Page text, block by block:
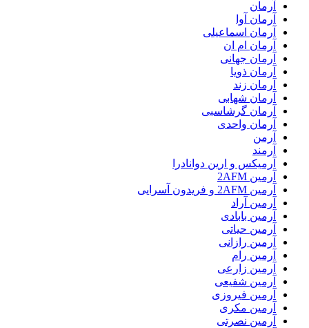
آرمان
آرمان آوا
آرمان اسماعیلی
آرمان ام ان
آرمان جهانی
آرمان ذویا
آرمان زند
آرمان شهابی
آرمان گرشاسبی
آرمان واحدی
آرمن
آرمند
آرمیکس و ارین دوانادرا
آرمین 2AFM
آرمین 2AFM و فریدون آسرایی
آرمین آراد
آرمین بابادی
آرمین حیاتی
آرمین رازانی
آرمین رام
آرمین زارعی
آرمین شفیعی
آرمین فیروزی
آرمین مکری
آرمین نصرتی